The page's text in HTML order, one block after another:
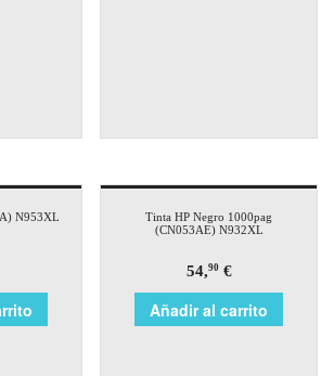
N953XL
Tinta HP Negro 1000pag
(CN053AE) N932XL
54,90€
Añadir al carrito